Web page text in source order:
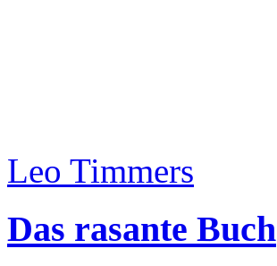
Leo Timmers
Das rasante Buch